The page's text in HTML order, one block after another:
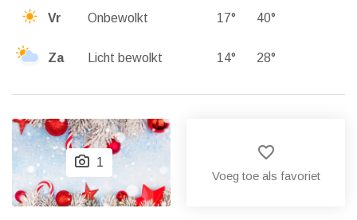
Vr Onbewolkt 17° 40°
Za Licht bewolkt 14° 28°
1
favorite_border
Voeg toe als favoriet